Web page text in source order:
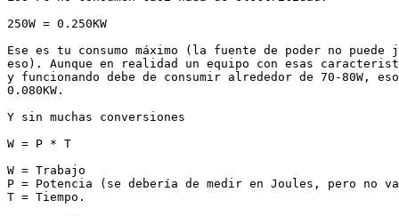
250W = 0.250KW
Ese es tu consumo máximo (la fuente de poder no puede
eso). Aunque en realidad un equipo con esas
y funcionando debe de consumir alrededor de 70-80W,
0.080KW.
Y sin muchas conversiones
W = P * T
W = Trabajo
P = Potencia (se debería de medir en Joules, pero no
T = Tiempo.